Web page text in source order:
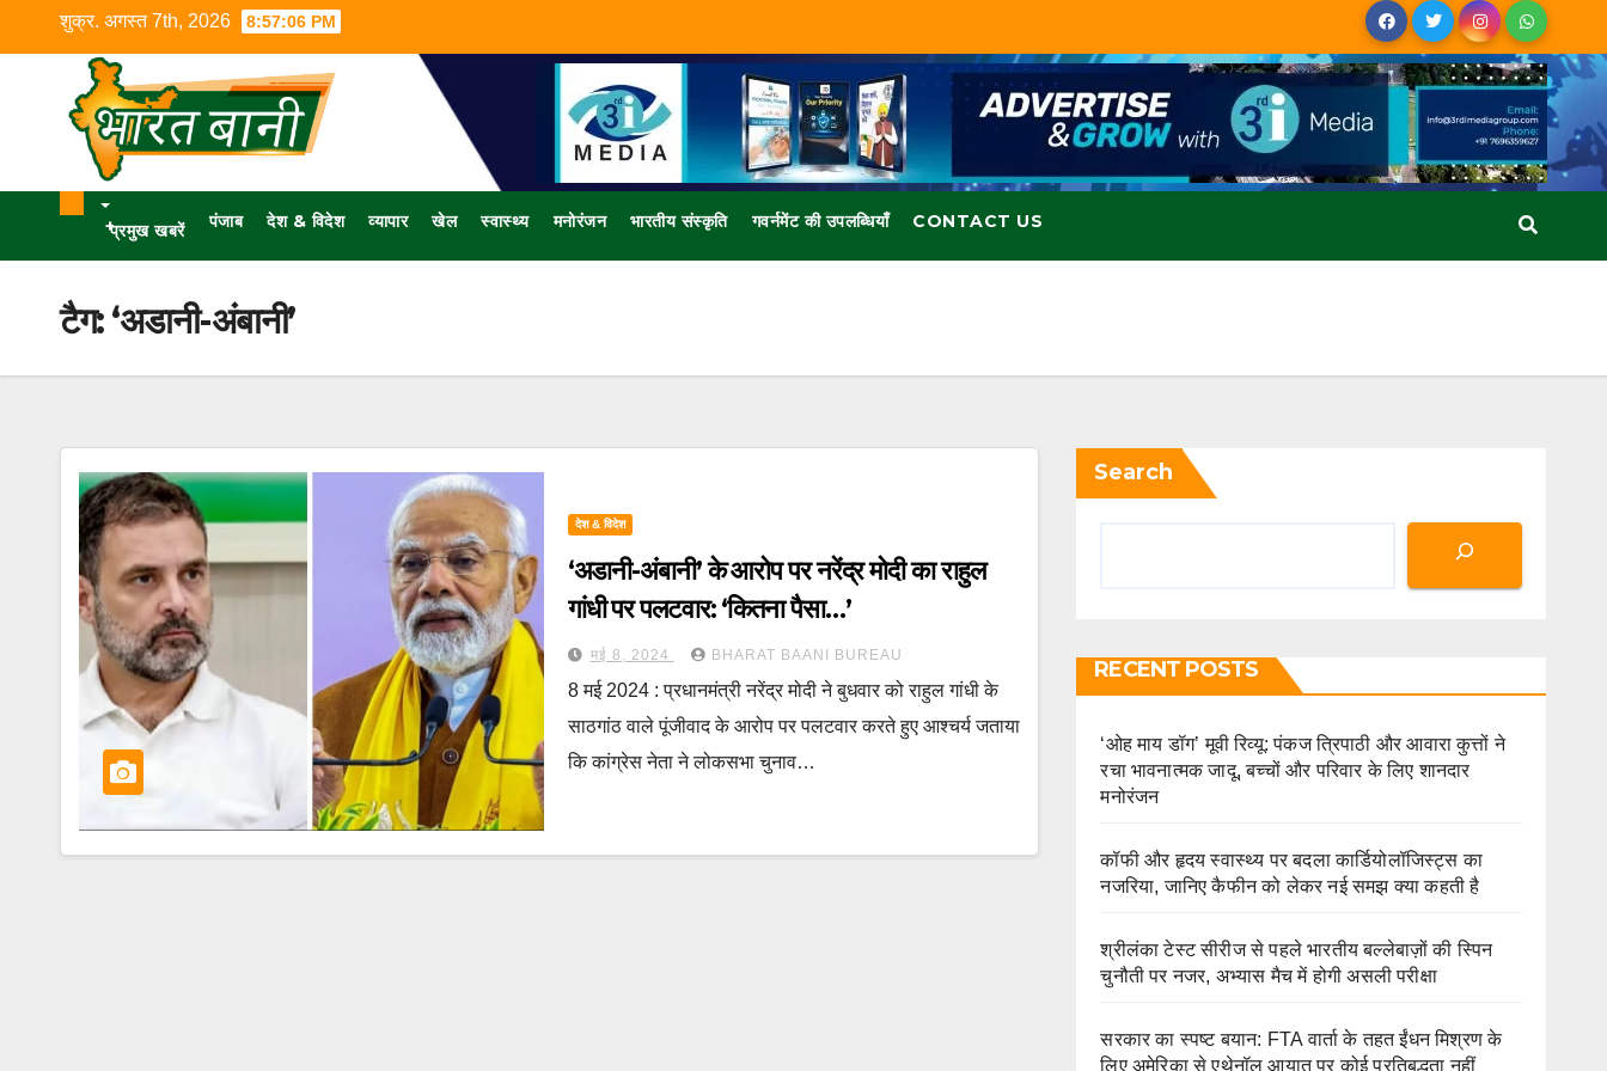
शुक्र. अगस्त 7th, 2026 8:57:06 PM
+प्रमुख खबरें पंजाब देश & विदेश व्यापार खेल स्वास्थ्य मनोरंजन भारतीय संस्कृति गवर्नमेंट की उपलब्धियाँ CONTACT US
टैग:‘अडानी-अंबानी’
देश & विदेश
‘अडानी-अंबानी’ के आरोप पर नरेंद्र मोदी का राहुल
गांधी पर पलटवार: ‘कितना पैसा…’
मई 8, 2024 BHARAT BAANI BUREAU
8 मई 2024 : प्रधानमंत्री नरेंद्र मोदी ने बुधवार को राहुल गांधी के
साठगांठ वाले पूंजीवाद के आरोप पर पलटवार करते हुए आश्चर्य जताया
कि कांग्रेस नेता ने लोकसभा चुनाव…
Search
RECENT POSTS
‘ओह माय डॉग’ मूवी रिव्यू: पंकज त्रिपाठी और आवारा कुत्तों ने
रचा भावनात्मक जादू, बच्चों और परिवार के लिए शानदार
मनोरंजन
कॉफी और हृदय स्वास्थ्य पर बदला कार्डियोलॉजिस्ट्स का
नजरिया, जानिए कैफीन को लेकर नई समझ क्या कहती है
श्रीलंका टेस्ट सीरीज से पहले भारतीय बल्लेबाज़ों की स्पिन
चुनौती पर नजर, अभ्यास मैच में होगी असली परीक्षा
सरकार का स्पष्ट बयान: FTA वार्ता के तहत ईंधन मिश्रण के
लिए अमेरिका से एथेनॉल आयात पर कोई प्रतिबद्धता नहीं